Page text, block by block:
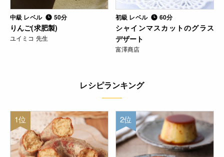
中級 レベル 50分
りんご(求肥製)
ユイミコ 先生
初級 レベル 60分
シャインマスカットのグラス
デザート
富澤商店
レシピランキング
1位 2位